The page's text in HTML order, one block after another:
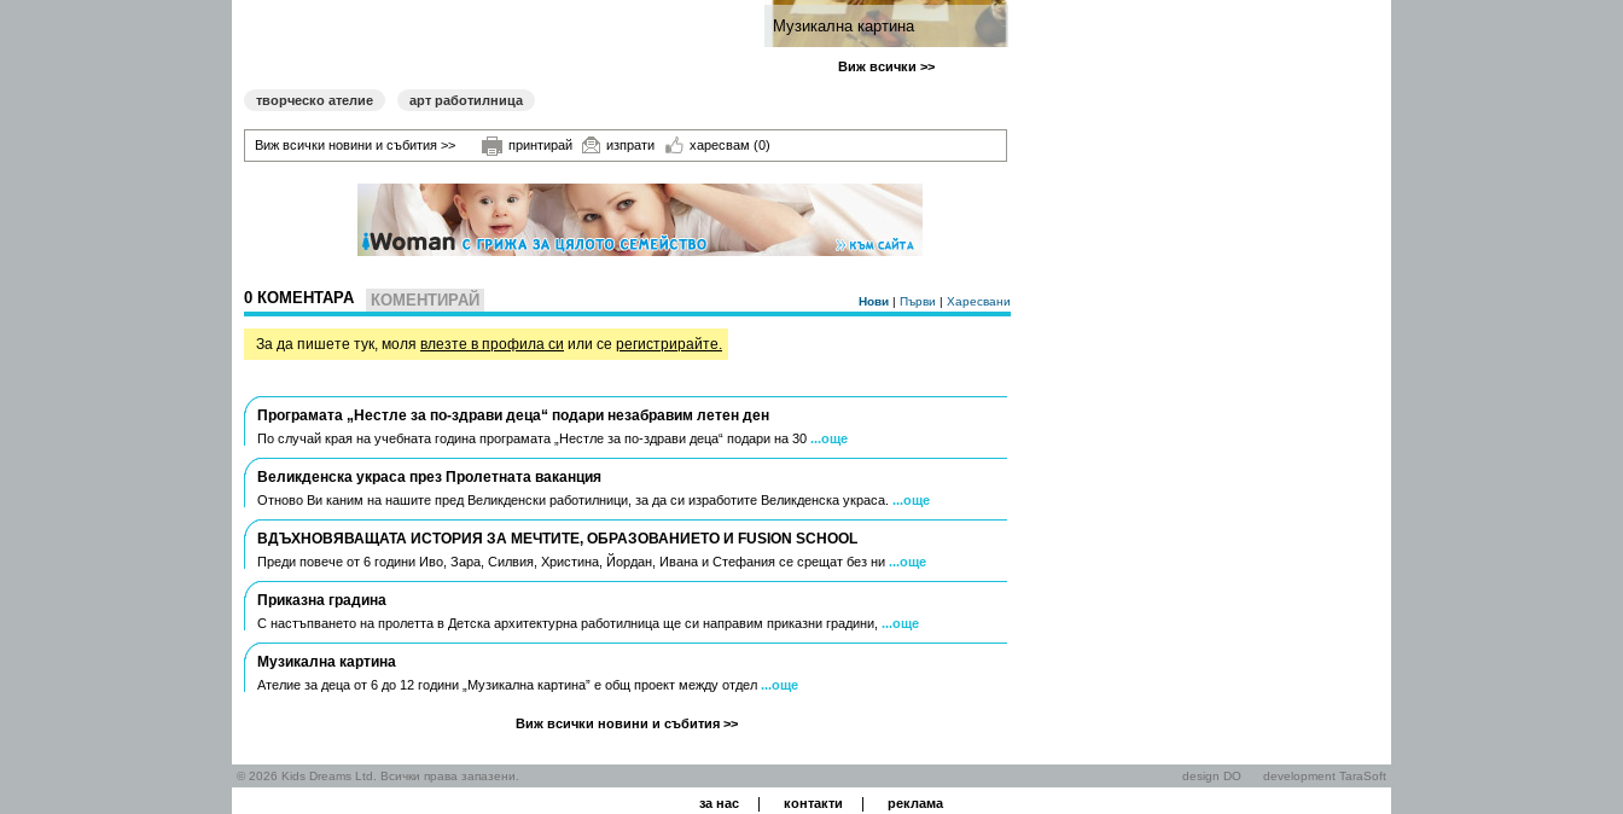
Музикална картина
Виж всички >>
творческо ателие арт работилница
Виж всички новини и събития >> принтирай изпрати харесвам (0)
0 КОМЕНТАРА КОМЕНТИРАЙ Нови | Първи | Харесвани
За да пишете тук, моля влезте в профила си или се регистрирайте.
Програмата „Нестле за по-здрави деца“ подари незабравим летен ден
По случай края на учебната година програмата „Нестле за по-здрави деца“ подари на 30 ...още
Великденска украса през Пролетната ваканция
Отново Ви каним на нашите пред Великденски работилници, за да си изработите Великденска украса. ...още
ВДЪХНОВЯВАЩАТА ИСТОРИЯ ЗА МЕЧТИТЕ, ОБРАЗОВАНИЕТО И FUSION SCHOOL
Преди повече от 6 години Иво, Зара, Силвия, Христина, Йордан, Ивана и Стефания се срещат без ни ...още
Приказна градина
С настъпването на пролетта в Детска архитектурна работилница ще си направим приказни градини, ...още
Музикална картина
Ателие за деца от 6 до 12 години „Музикална картина” е общ проект между отдел ...още
Виж всички новини и събития >>
© 2026 Kids Dreams Ltd. Всички права запазени. design DO development TaraSoft
за нас контакти реклама